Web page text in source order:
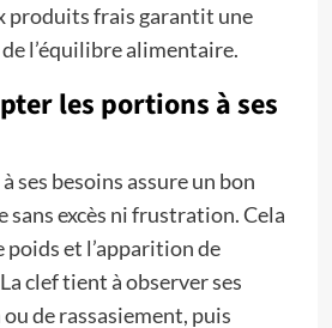
produits frais garantit une
l’équilibre alimentaire.
les portions à ses
ses besoins assure un bon
excès ni frustration. Cela
et l’apparition de
clef tient à observer ses
de rassasiement, puis